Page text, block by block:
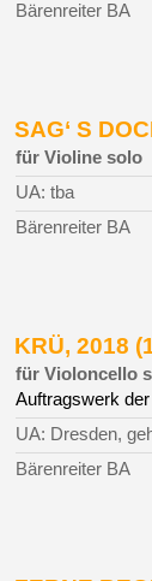
Bärenreiter BA
SAG‘ S
für Violine solo
UA: tba
Bärenreiter BA
KRÜ, 2018
für Violoncello
Auftragswerk
UA: Dresden,
Bärenreiter BA